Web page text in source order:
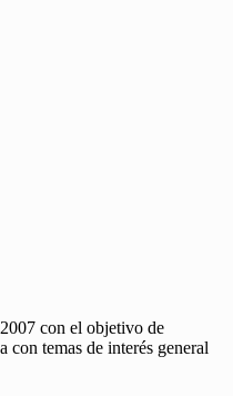
con el objetivo de
con temas de interés general